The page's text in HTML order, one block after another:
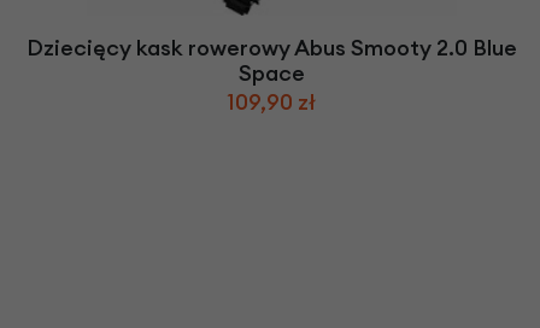
Dziecięcy kask rowerowy Abus Smooty 2.0 Blue
Space
109,90 zł